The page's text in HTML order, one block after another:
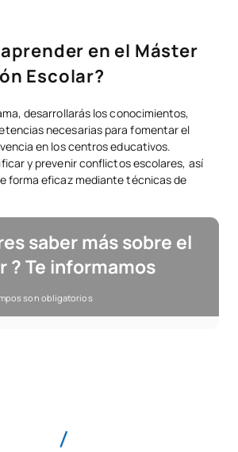
aprender en el Máster
Escolar?
desarrollarás los conocimientos,
necesarias para fomentar el
en los centros educativos.
y prevenir conflictos escolares, así
forma eficaz mediante técnicas de
saber más sobre el
? Te informamos
son obligatorios